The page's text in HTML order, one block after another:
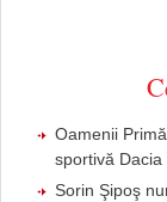
Oamenii
sportivă Dacia
Sorin Şipoş